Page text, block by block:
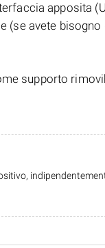
apposita
avete
supporto